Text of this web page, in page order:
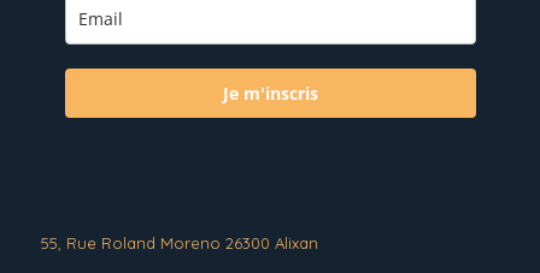
Je m'inscris
55, Rue Roland Moreno 26300 Alixan